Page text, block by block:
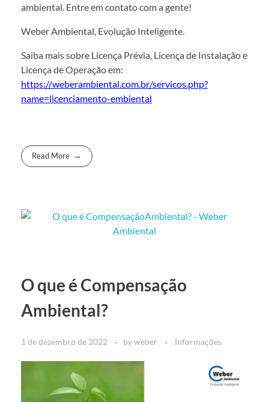
ambiental. Entre em contato com a gente!
Weber Ambiental, Evolução Inteligente.
Saiba mais sobre Licença Prévia, Licença de Instalação e
Licença de Operação em:
https://weberambiental.com.br/servicos.php?
name=licenciamento-embiental
Read More
O que é Compensação
Ambiental?
1 de dezembro de 2022 byweber Informações